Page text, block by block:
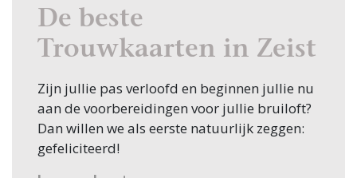
De beste
Trouwkaarten in Zeist
Zijn jullie pas verloofd en beginnen jullie nu
aan de voorbereidingen voor jullie bruiloft?
Dan willen we als eerste natuurlijk zeggen:
gefeliciteerd!